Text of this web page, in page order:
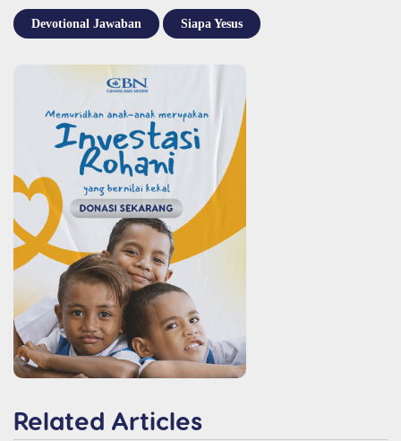
Devotional Jawaban Siapa Yesus
Related Articles